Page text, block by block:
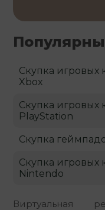
Виртуальная
Скупка игровых
Xbox
Скупка игровых
PlayStation
Скупка
Скупка игровых
Nintendo